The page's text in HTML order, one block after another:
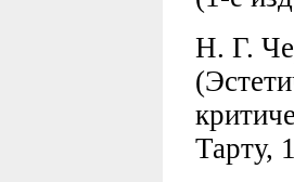
Н. Г.
Тарту,